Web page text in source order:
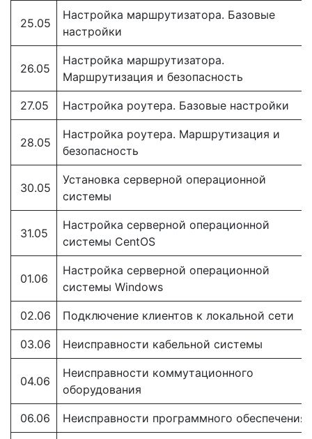
25.05
Настройка маршрутизатора. Базовые
настройки
26.05
Настройка маршрутизатора.
Маршрутизация и безопасность
27.05 Настройка роутера. Базовые настройки
28.05
Настройка роутера. Маршрутизация и
безопасность
30.05
Установка серверной операционной
системы
31.05
Настройка серверной операционной
системы CentOS
01.06
Настройка серверной операционной
системы Windows
02.06 Подключение клиентов к локальной сети
03.06 Неисправности кабельной системы
04.06
Неисправности коммутационного
оборудования
06.06 Неисправности программного обеспечения